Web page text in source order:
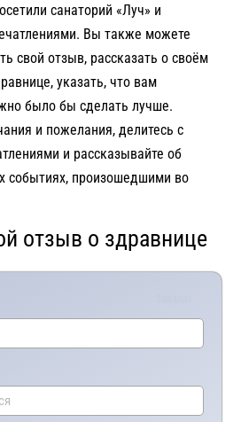
санаторий «Луч» и
Вы также можете
свой отзыв, рассказать о своём
указать, что вам
было бы сделать лучше.
и пожелания, делитесь с
и рассказывайте об
событиях, произошедшими во
отзыв о здравнице